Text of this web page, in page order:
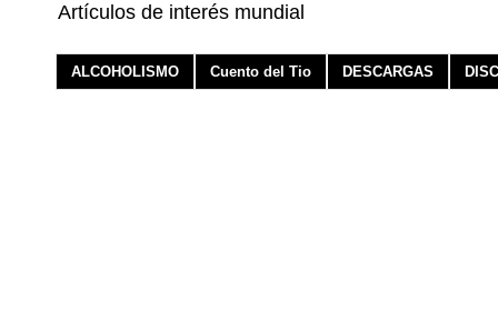
Artículos de interés mundial
ALCOHOLISMO Cuento del Tio DESCARGAS